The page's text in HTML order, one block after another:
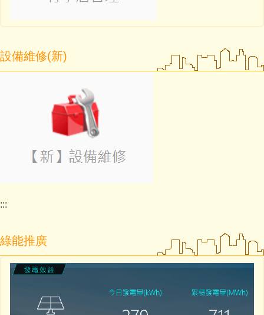
設備維修(新)
:::
綠能推廣